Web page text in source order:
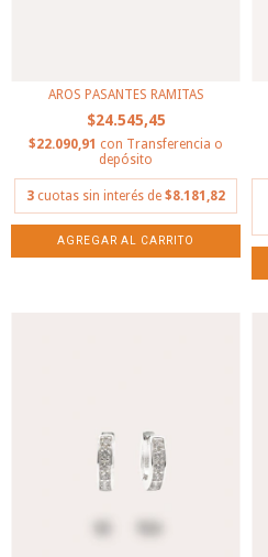
AROS PASANTES RAMITAS
$24.545,45
$22.090,91 con Transferencia o
depósito
3 cuotas sin interés de $8.181,82